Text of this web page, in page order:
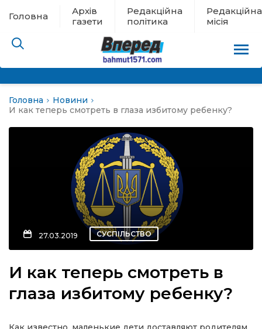
Головна
Архів
газети
Редакційна
політика
Редакційна
місія
Головна
Новини
И как теперь смотреть в глаза избитому ребенку?
27.03.2019 СУСПІЛЬСТВО
И как теперь смотреть в
глаза избитому ребенку?